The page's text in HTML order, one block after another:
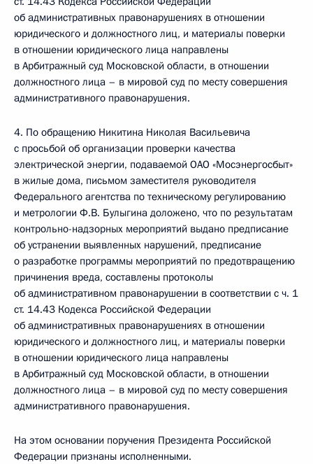
об административных правонарушениях в отношении
юридического и должностного лиц, и материалы поверки
в отношении юридического лица направлены
в Арбитражный суд Московской области, в отношении
должностного лица – в мировой суд по месту совершения
административного правонарушения.
4. По обращению Никитина Николая Васильевича
с просьбой об организации проверки качества
электрической энергии, подаваемой ОАО «Мосэнергосбыт»
в жилые дома, письмом заместителя руководителя
Федерального агентства по техническому регулированию
и метрологии Ф.В. Булыгина доложено, что по результатам
контрольно-надзорных мероприятий выдано предписание
об устранении выявленных нарушений, предписание
о разработке программы мероприятий по предотвращению
причинения вреда, составлены протоколы
об административном правонарушении в соответствии с ч. 1
ст. 14.43 Кодекса Российской Федерации
об административных правонарушениях в отношении
юридического и должностного лиц, и материалы поверки
в отношении юридического лица направлены
в Арбитражный суд Московской области, в отношении
должностного лица – в мировой суд по месту совершения
административного правонарушения.
На этом основании поручения Президента Российской
Федерации признаны исполненными.